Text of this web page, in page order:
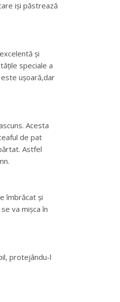
iși păstrează
și
speciale a
ușoară,dar
Acesta
de pat
Astfel
îmbrăcat și
va mișca în
protejându-l